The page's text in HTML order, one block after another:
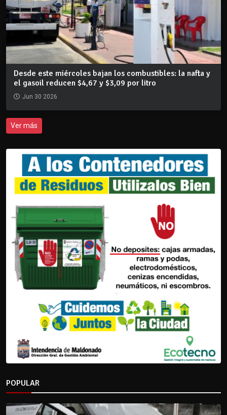
Desde este miércoles bajan los combustibles: la nafta y
el gasoil reducen $4,67 y $3,09 por litro
Jun 30 2026
Ver más
POPULAR